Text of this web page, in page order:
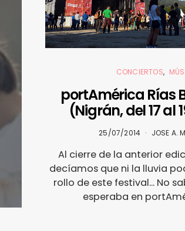
CONCIERTOS
portAmérica Rías
(Nigrán, del 17 al
25/07/2014 JOSE A.
Al cierre de la anterior
decíamos que ni la lluvia
rollo de este festival... No
esperaba en